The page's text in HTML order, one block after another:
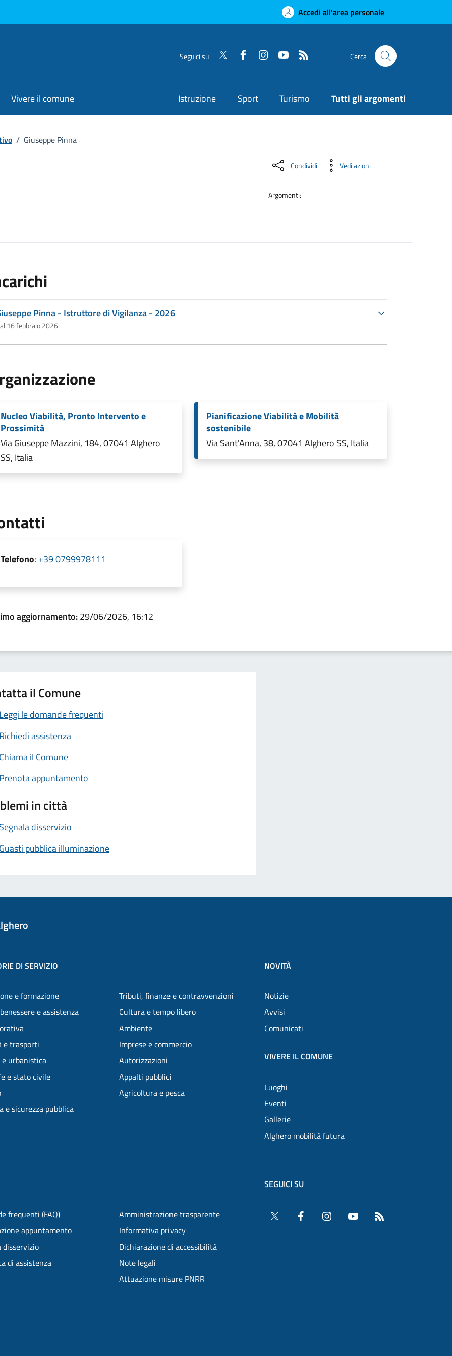
Accedi all'area personale
Seguici su Cerca
Vivere il comune Istruzione Sport Turismo Tutti gli argomenti
/ Giuseppe Pinna
Condividi Vedi azioni
Argomenti:
Pinna - Istruttore di Vigilanza - 2026
16 febbraio 2026
Nucleo Viabilità, Pronto Intervento e
Prossimità
Via Giuseppe Mazzini, 184, 07041 Alghero
SS, Italia
Pianificazione Viabilità e Mobilità
sostenibile
Via Sant'Anna, 38, 07041 Alghero SS, Italia
Telefono: +39 0799978111
aggiornamento:29/06/2026, 16:12
il Comune
le domande frequenti
assistenza
il Comune
appuntamento
in città
disservizio
pubblica illuminazione
DI SERVIZIO
e formazione
e assistenza
e trasporti
urbanistica
e stato civile
e sicurezza pubblica
Tributi, finanze e contravvenzioni
Cultura e tempo libero
Ambiente
Imprese e commercio
Autorizzazioni
Appalti pubblici
Agricoltura e pesca
NOVITÀ
Notizie
Avvisi
Comunicati
VIVERE IL COMUNE
Luoghi
Eventi
Gallerie
Alghero mobilità futura
frequenti (FAQ)
appuntamento
disservizio
di assistenza
Amministrazione trasparente
Informativa privacy
Dichiarazione di accessibilità
Note legali
Attuazione misure PNRR
SEGUICI SU
Twitter Facebook InstagramYouTube